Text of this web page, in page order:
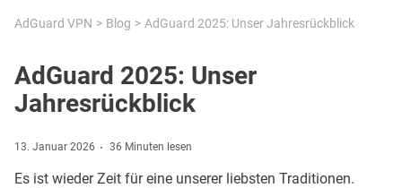
AdGuard VPN Blog AdGuard 2025: Unser Jahresrückblick
AdGuard 2025: Unser
Jahresrückblick
13. Januar 2026 36 Minuten lesen
Es ist wieder Zeit für eine unserer liebsten Traditionen.